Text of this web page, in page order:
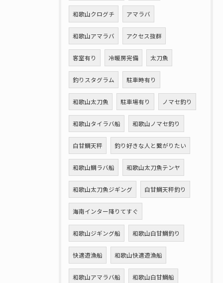
和歌山クログチ アマラバ
和歌山アマラバ アクセス抜群
客室有り 冷暖房完備 太刀魚
釣りスタグラム 駐車時有り
和歌山太刀魚 駐車場有り ノマセ釣り
和歌山タイラバ船 和歌山ノマセ釣り
白甘鯛天秤 釣り好きな人と繋がりたい
和歌山鯛ラバ船 和歌山太刀魚テンヤ
和歌山太刀魚ジギング 白甘鯛天秤釣り
海南インター降りてすぐ
和歌山ジギング船 和歌山白甘鯛釣り
快適遊漁船 和歌山快適遊漁船
和歌山アマラバ船 和歌山白甘鯛船